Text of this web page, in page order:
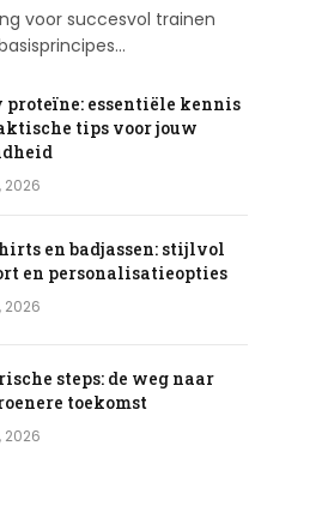
voor succesvol trainen
proteïne: essentiële kennis
tips voor jouw
2026
en badjassen: stijlvol
en personalisatieopties
2026
steps: de weg naar
toekomst
2026